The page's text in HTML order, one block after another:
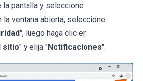
la pantalla y seleccione
la ventana abierta, seleccione
", luego haga clic en
sitio" y elija "Notificaciones".